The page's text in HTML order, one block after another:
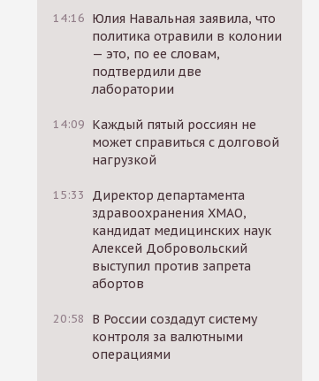
14:16 Юлия Навальная заявила, что
политика отравили в колонии
— это, по ее словам,
подтвердили две
лаборатории
14:09 Каждый пятый россиян не
может справиться с долговой
нагрузкой
15:33
Директор департамента
здравоохранения ХМАО,
кандидат медицинских наук
Алексей Добровольский
выступил против запрета
абортов
20:58
В России создадут систему
контроля за валютными
операциями